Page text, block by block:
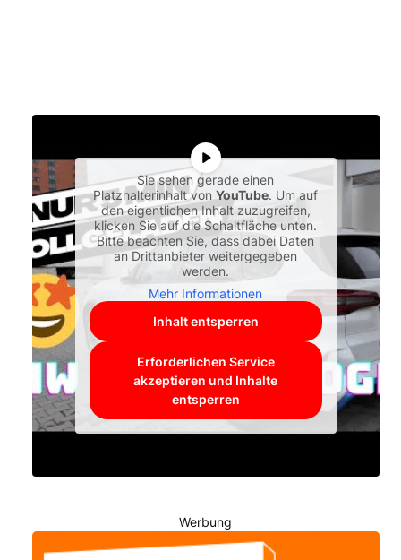
Sie sehen gerade einen
Platzhalterinhalt vonYouTube. Um auf
den eigentlichen Inhalt zuzugreifen,
klicken Sie auf die Schaltfläche unten.
Bitte beachten Sie, dass dabei Daten
an Drittanbieter weitergegeben
werden.
Mehr Informationen
Inhalt entsperren
Erforderlichen Service
akzeptieren und Inhalte
entsperren
Werbung